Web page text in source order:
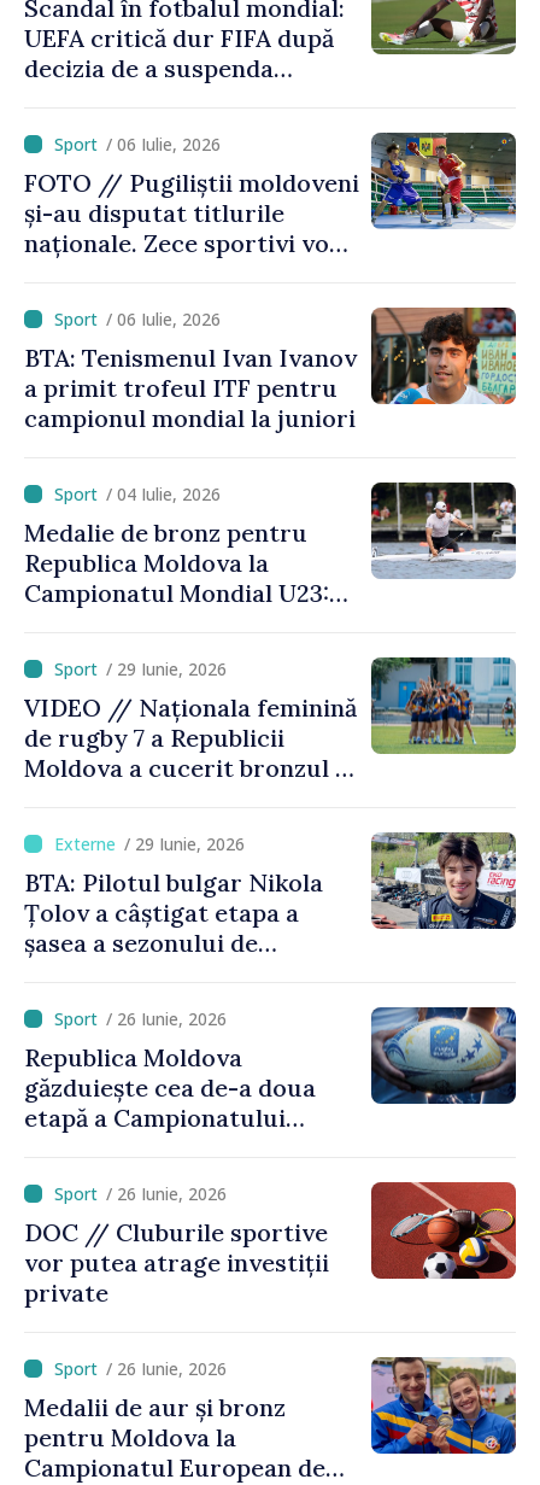
Scandal în fotbalul mondial:
UEFA critică dur FIFA după
decizia de a suspenda
americanul Folarin Balogun
/ 06 Iulie, 2026
FOTO // Pugiliștii moldoveni
și-au disputat titlurile
naționale. Zece sportivi vor
/ 06 Iulie, 2026
BTA: Tenismenul Ivan Ivanov
a primit trofeul ITF pentru
campionul mondial la juniori
/ 04 Iulie, 2026
Medalie de bronz pentru
Republica Moldova la
Campionatul Mondial U23:
urcat pe podium
/ 29 Iunie, 2026
VIDEO // Naționala feminină
de rugby 7 a Republicii
Moldova a cucerit bronzul la
Divizia Trophy
/ 29 Iunie, 2026
BTA: Pilotul bulgar Nikola
Țolov a câștigat etapa a
șasea a sezonului de
/ 26 Iunie, 2026
Republica Moldova
găzduiește cea de-a doua
etapă a Campionatului
/ 26 Iunie, 2026
DOC // Cluburile sportive
vor putea atrage investiții
private
/ 26 Iunie, 2026
Medalii de aur și bronz
pentru Moldova la
Campionatul European de